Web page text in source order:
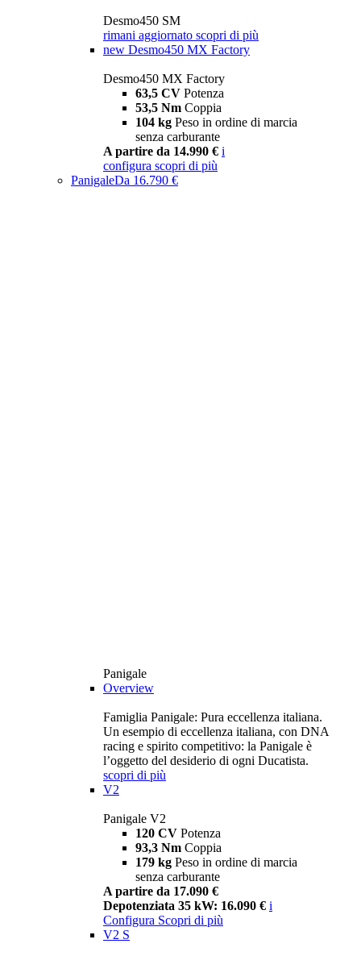
Desmo450 SM
rimani aggiornato scopri di più
new Desmo450 MX Factory
Desmo450 MX Factory
63,5 CV Potenza
53,5 Nm Coppia
104 kg Peso in ordine di marcia
senza carburante
A partire da 14.990 € i
configura scopri di più
PanigaleDa 16.790 €
Panigale
Overview
Famiglia Panigale: Pura eccellenza italiana.
Un esempio di eccellenza italiana, con DNA
racing e spirito competitivo: la Panigale è
l’oggetto del desiderio di ogni Ducatista.
scopri di più
V2
Panigale V2
120 CV Potenza
93,3 Nm Coppia
179 kg Peso in ordine di marcia
senza carburante
A partire da 17.090 €
Depotenziata 35 kW: 16.090 € i
Configura Scopri di più
V2 S